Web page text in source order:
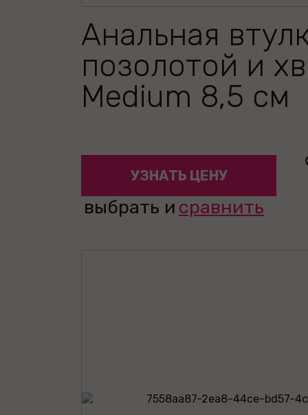
Анальная
позолотой и
Medium 8,5 см
УЗНАТЬ ЦЕНУ
выбрать и сравнить